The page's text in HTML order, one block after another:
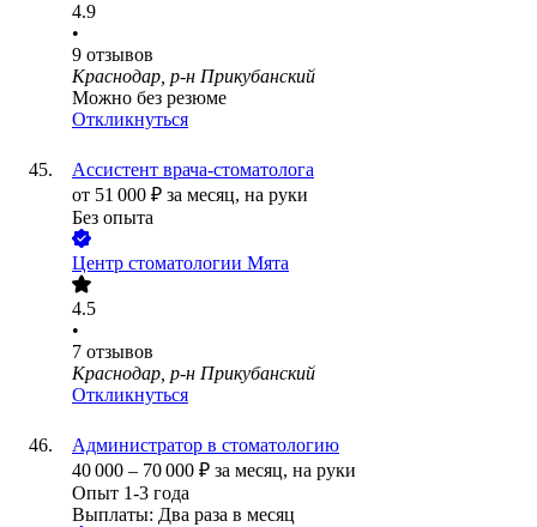
4.9
•
9 отзывов
Краснодар, р-н Прикубанский
Можно без резюме
Откликнуться
Ассистент врача-стоматолога
от 51 000 ₽ за месяц, на руки
Без опыта
Центр стоматологии Мята
4.5
•
7 отзывов
Краснодар, р-н Прикубанский
Откликнуться
Администратор в стоматологию
40 000 – 70 000 ₽ за месяц, на руки
Опыт 1-3 года
Выплаты: Два раза в месяц